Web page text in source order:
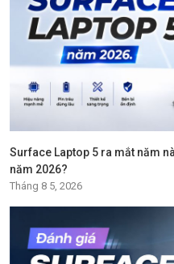
Surface Laptop 5 ra mắt năm
năm 2026?
Tháng 8 5, 2026